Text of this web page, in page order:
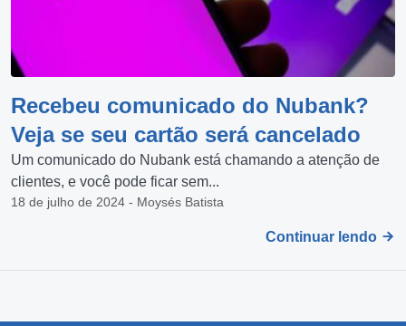
Recebeu comunicado do Nubank?
Veja se seu cartão será cancelado
Um comunicado do Nubank está chamando a atenção de
clientes, e você pode ficar sem...
18 de julho de 2024 - Moysés Batista
Continuar lendo